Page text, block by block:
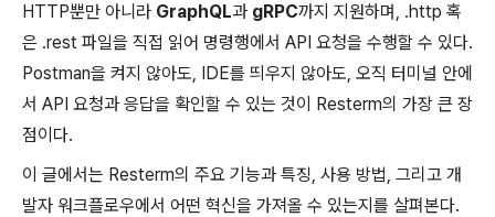
HTTP뿐만 아니라 GraphQL과 gRPC까지 지원하며, .http 혹
은 .rest 파일을 직접 읽어 명령행에서 API 요청을 수행할 수 있다.
Postman을 켜지 않아도, IDE를 띄우지 않아도, 오직 터미널 안에
서 API 요청과 응답을 확인할 수 있는 것이 Resterm의 가장 큰 장
점이다.
이 글에서는 Resterm의 주요 기능과 특징, 사용 방법, 그리고 개
발자 워크플로우에서 어떤 혁신을 가져올 수 있는지를 살펴본다.